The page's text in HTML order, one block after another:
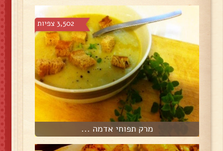
3,502 צפיות
מרק תפוחי אדמה ...